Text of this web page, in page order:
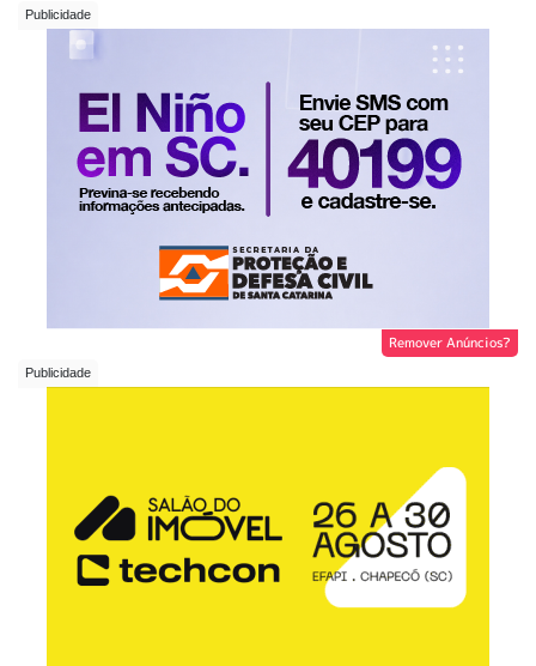
Remover Anúncios?